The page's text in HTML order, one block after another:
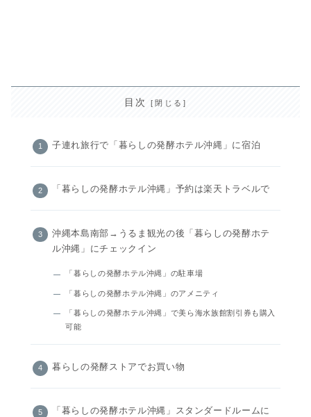
目次
子連れ旅行で「暮らしの発酵ホテル沖縄」に宿泊
「暮らしの発酵ホテル沖縄」予約は楽天トラベルで
沖縄本島南部→うるま観光の後「暮らしの発酵ホテ
ル沖縄」にチェックイン
「暮らしの発酵ホテル沖縄」の駐車場
「暮らしの発酵ホテル沖縄」のアメニティ
「暮らしの発酵ホテル沖縄」で美ら海水族館割引券も購入
可能
暮らしの発酵ストアでお買い物
「暮らしの発酵ホテル沖縄」スタンダードルームに